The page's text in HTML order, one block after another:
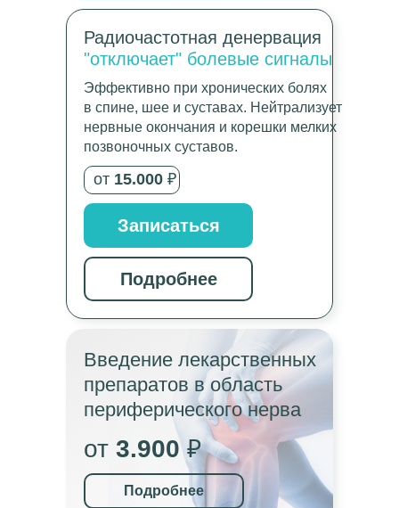
Радиочастотная денервация
"отключает" болевые сигналы
Эффективно при хронических болях
в спине, шее и суставах. Нейтрализует
нервные окончания и корешки мелких
позвоночных суставов.
Подробнее
Подробнее
Записаться
от 15.000 ₽
Введение лекарственных
препаратов в область
периферического нерва
от 3.900₽